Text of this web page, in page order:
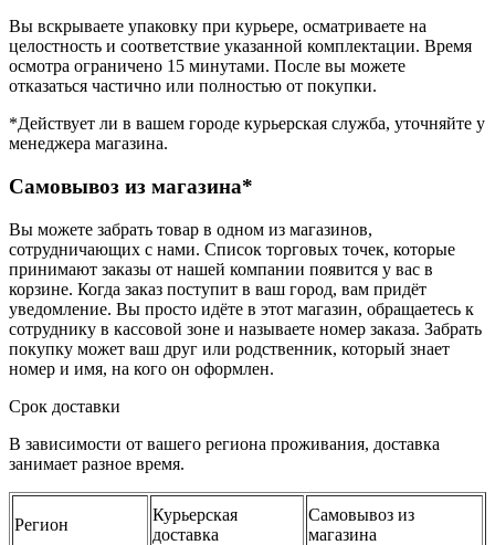
Вы вскрываете упаковку при курьере, осматриваете на
целостность и соответствие указанной комплектации. Время
осмотра ограничено 15 минутами. После вы можете
отказаться частично или полностью от покупки.
*Действует ли в вашем городе курьерская служба, уточняйте у
менеджера магазина.
Самовывоз из магазина*
Вы можете забрать товар в одном из магазинов,
сотрудничающих с нами. Список торговых точек, которые
принимают заказы от нашей компании появится у вас в
корзине. Когда заказ поступит в ваш город, вам придёт
уведомление. Вы просто идёте в этот магазин, обращаетесь к
сотруднику в кассовой зоне и называете номер заказа. Забрать
покупку может ваш друг или родственник, который знает
номер и имя, на кого он оформлен.
Срок доставки
В зависимости от вашего региона проживания, доставка
занимает разное время.
Регион
Курьерская
доставка
Самовывоз из
магазина